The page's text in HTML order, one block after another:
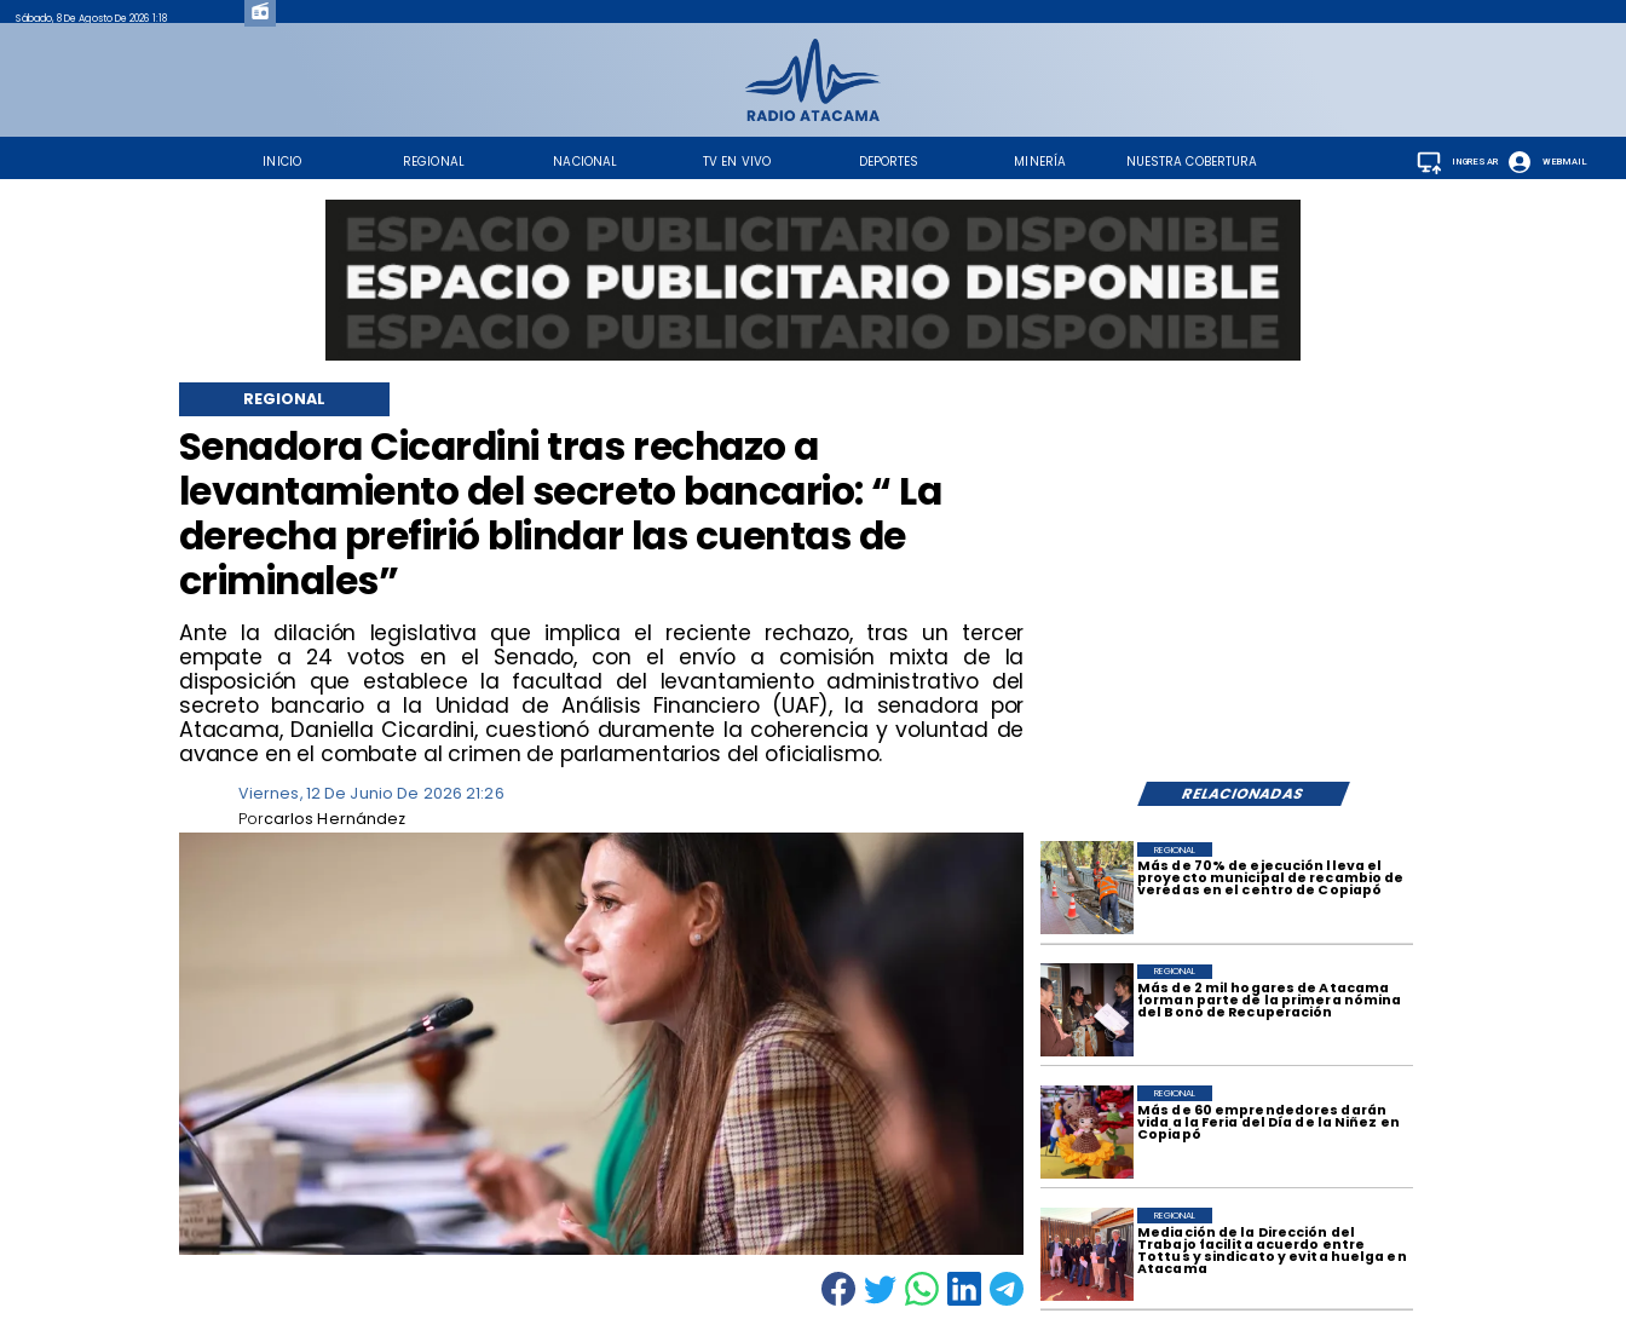
INICIO REGIONAL NACIONAL TV EN VIVO DEPORTES MINERÍA NUESTRA COBERTURA
Sábado, 8 De Agosto De 2026 1:18
WEBMAIL
INGRESAR
​Senadora Cicardini tras rechazo a
levantamiento del secreto bancario: “ La
derecha prefirió blindar las cuentas de
criminales”
​Ante la dilación legislativa que implica el reciente rechazo, tras un tercer
empate a 24 votos en el Senado, con el envío a comisión mixta de la
disposición que establece la facultad del levantamiento administrativo del
secreto bancario a la Unidad de Análisis Financiero (UAF), la senadora por
Atacama, Daniella Cicardini, cuestionó duramente la coherencia y voluntad de
avance en el combate al crimen de parlamentarios del oficialismo.
REGIONAL
RELACIONADAS
Viernes, 12 De Junio De 2026 21:26
carlos Hernández
Por
​Más de 70% de ejecución lleva el
proyecto municipal de recambio de
veredas en el centro de Copiapó
REGIONAL
​Más de 2 mil hogares de Atacama
forman parte de la primera nómina
del Bono de Recuperación
REGIONAL
​Más de 60 emprendedores darán
vida a la Feria del Día de la Niñez en
Copiapó
REGIONAL
Mediación de la Dirección del
Trabajo facilita acuerdo entre
Tottus y sindicato y evita huelga en
Atacama
REGIONAL